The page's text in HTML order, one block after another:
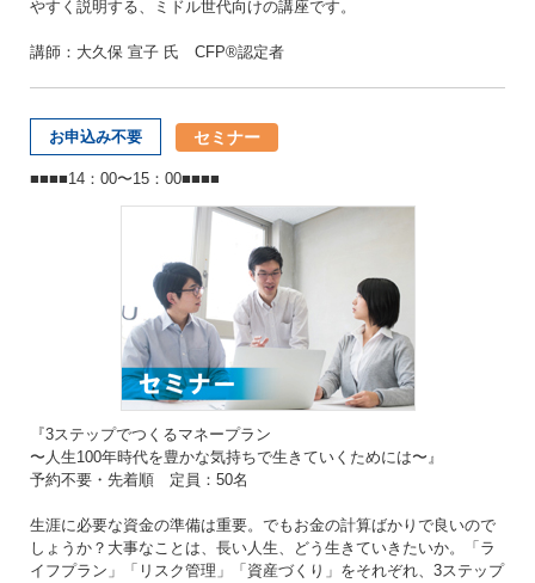
やすく説明する、ミドル世代向けの講座です。
講師：大久保 宣子 氏 CFP®認定者
お申込み不要 セミナー
■■■■14：00〜15：00■■■■
『3ステップでつくるマネープラン
〜人生100年時代を豊かな気持ちで生きていくためには〜』
予約不要・先着順 定員：50名
生涯に必要な資金の準備は重要。でもお金の計算ばかりで良いので
しょうか？大事なことは、長い人生、どう生きていきたいか。「ラ
イフプラン」「リスク管理」「資産づくり」をそれぞれ、3ステップ